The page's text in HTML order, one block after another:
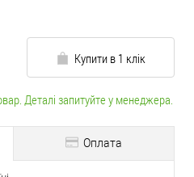
Купити в 1 клік
Деталі запитуйте у менеджера.
Оплата